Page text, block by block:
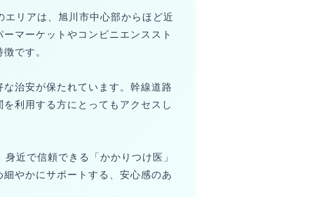
リアは、旭川市中心部からほど近
マーケットやコンビニエンススト
です。
治安が保たれています。幹線道路
利用する方にとってもアクセスし
近で信頼できる「かかりつけ医」
やかにサポートする、安心感のあ